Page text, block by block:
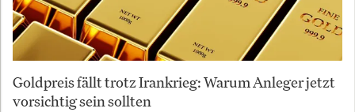
Goldpreis fällt trotz Irankrieg: Warum Anleger jetzt
vorsichtig sein sollten